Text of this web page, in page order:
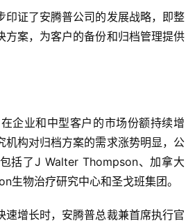
印证了安腾普公司的发展战略，即整
方案，为客户的备份和归档管理提供
企业和中型客户的市场份额持续增
机构对归档方案的需求涨势明显，公
括了J Walter Thompson、加拿大
生物治疗研究中心和圣戈班集团。
速增长时，安腾普总裁兼首席执行官